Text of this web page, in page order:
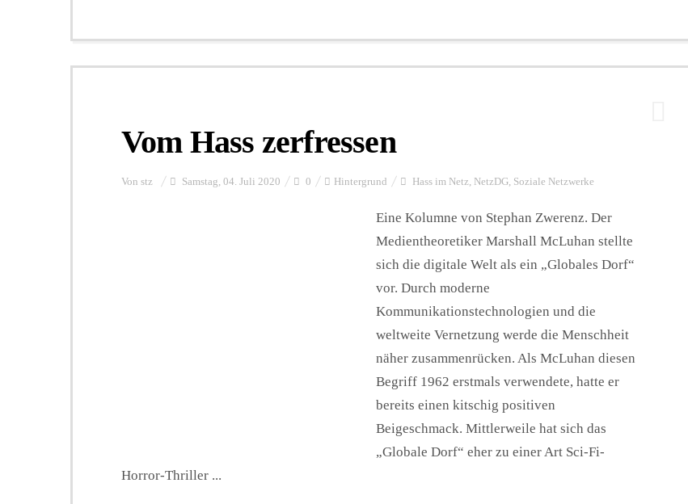
Vom Hass zerfressen
Von stz Samstag, 04. Juli 2020 0 Hintergrund Hass im Netz NetzDG Soziale Netzwerke
Eine Kolumne von Stephan Zwerenz. Der
Medientheoretiker Marshall McLuhan stellte
sich die digitale Welt als ein „Globales Dorf“
vor. Durch moderne
Kommunikationstechnologien und die
weltweite Vernetzung werde die Menschheit
näher zusammenrücken. Als McLuhan diesen
Begriff 1962 erstmals verwendete, hatte er
bereits einen kitschig positiven
Beigeschmack. Mittlerweile hat sich das
„Globale Dorf“ eher zu einer Art Sci-Fi-
Horror-Thriller ...